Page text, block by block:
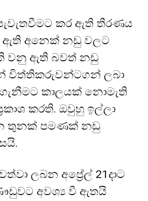
කර ඇති තීරණය
ඇති අනෙක් නඩු වලට
වනු ඇති බවත් නඩු
විත්තිකරුවන්ටගන් ලබා
කාලයක් නොමැති
කරති. ඔවුහු ඉල්ලා
තුනක් පමණක් නඩු
ලබන අප්‍රේල් 21දාට
අවශ්‍ය වී ඇතයි